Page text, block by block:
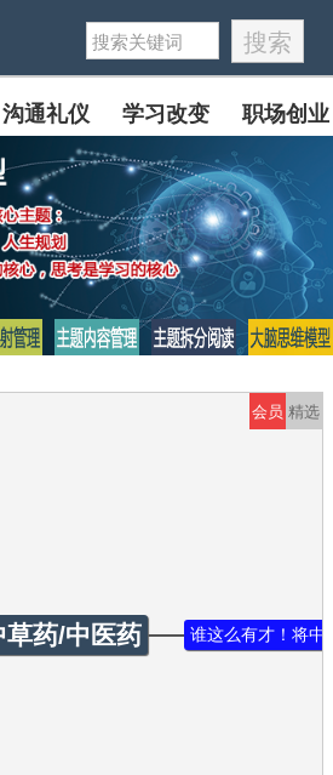
沟通礼仪 学习改变 职场创业
精选
会员
草药/中医药 谁这么有才！将中